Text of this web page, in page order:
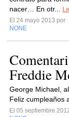
nacer… En otr...
El 24 mayo 2013 por
NONE
Freddie
George Michael,
Feliz cumpleaños
El 05 septiembre